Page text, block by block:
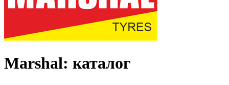
Marshal: каталог